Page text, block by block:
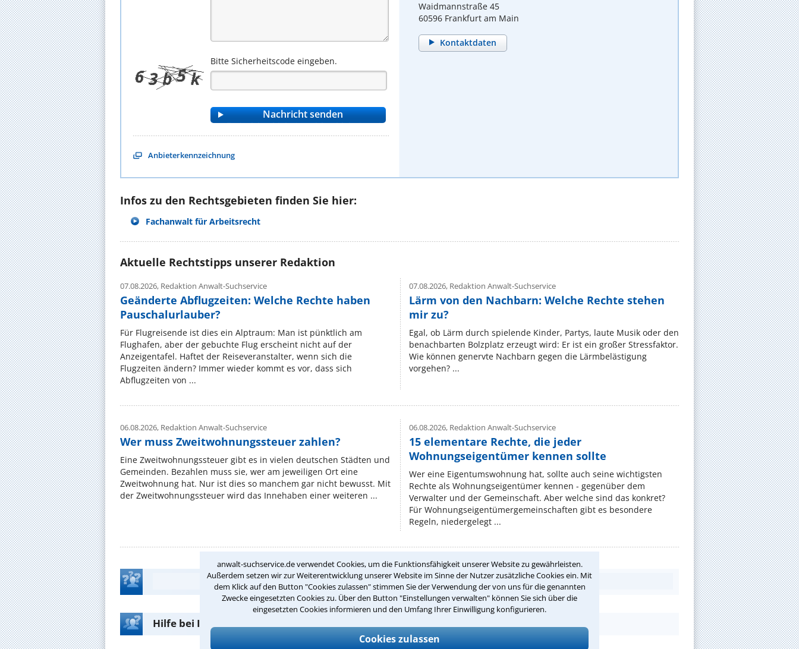
anwalt-suchservice.de verwendet Cookies, um die Funktionsfähigkeit unserer Website zu gewährleisten.
Außerdem setzen wir zur Weiterentwicklung unserer Website im Sinne der Nutzer zusätzliche Cookies ein. Mit
dem Klick auf den Button "Cookies zulassen" stimmen Sie der Verwendung der von uns für die genannten
Zwecke eingesetzten Cookies zu. Über den Button "Einstellungen verwalten" können Sie sich über die
eingesetzten Cookies informieren und den Umfang Ihrer Einwilligung konfigurieren.
Cookies zulassen
Bitte Sicherheitscode eingeben.
Anbieterkennzeichnung
Waidmannstraße 45
60596 Frankfurt am Main
Kontaktdaten
Infos zu den Rechtsgebieten finden Sie hier:
Fachanwalt für Arbeitsrecht
Aktuelle Rechtstipps unserer Redaktion
07.08.2026, Redaktion Anwalt-Suchservice
Geänderte Abflugzeiten: Welche Rechte haben
Pauschalurlauber?
Für Flugreisende ist dies ein Alptraum: Man ist pünktlich am
Flughafen, aber der gebuchte Flug erscheint nicht auf der
Anzeigentafel. Haftet der Reiseveranstalter, wenn sich die
Flugzeiten ändern? Immer wieder kommt es vor, dass sich
Abflugzeiten von ...
07.08.2026,Redaktion Anwalt-Suchservice
Lärm von den Nachbarn: Welche Rechte stehen
mir zu?
Egal, ob Lärm durch spielende Kinder, Partys, laute Musik oder den
benachbarten Bolzplatz erzeugt wird: Er ist ein großer Stressfaktor.
Wie können genervte Nachbarn gegen die Lärmbelästigung
vorgehen? ...
06.08.2026, Redaktion Anwalt-Suchservice
Wer muss Zweitwohnungssteuer zahlen?
Eine Zweitwohnungssteuer gibt es in vielen deutschen Städten und
Gemeinden. Bezahlen muss sie, wer am jeweiligen Ort eine
Zweitwohnung hat. Nur ist dies so manchem gar nicht bewusst. Mit
der Zweitwohnungssteuer wird das Innehaben einer weiteren ...
06.08.2026,Redaktion Anwalt-Suchservice
15 elementare Rechte, die jeder
Wohnungseigentümer kennen sollte
Wer eine Eigentumswohnung hat, sollte auch seine wichtigsten
Rechte als Wohnungseigentümer kennen - gegenüber dem
Verwalter und der Gemeinschaft. Aber welche sind das konkret?
Für Wohnungseigentümergemeinschaften gibt es besondere
Regeln, niedergelegt ...
Teste Dein Rechtswissen
Hilfe bei Ihrer Anwaltsuche?